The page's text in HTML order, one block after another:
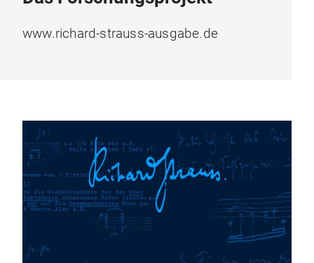
www.richard-strauss-ausgabe.de